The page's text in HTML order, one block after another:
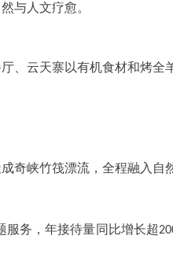
与人文疗愈。
、云天寨以有机食材和烤全
奇峡竹筏漂流，全程融入自
服务，年接待量同比增长超